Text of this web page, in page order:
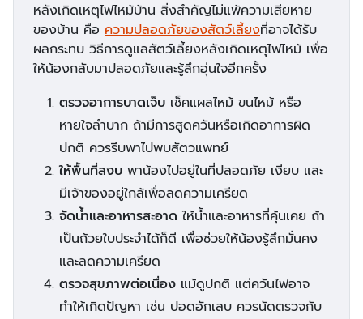
หลังเกิดเหตุไฟไหม้บ้าน สิ่งสำคัญไม่แพ้ความเสียหาย
ของบ้าน คือ ความปลอดภัยของสัตว์เลี้ยงที่อาจได้รับ
ผลกระทบ วิธีการดูแลสัตว์เลี้ยงหลังเกิดเหตุไฟไหม้ เพื่อ
ให้น้องกลับมาปลอดภัยและรู้สึกอุ่นใจอีกครั้ง
ตรวจอาการบาดเจ็บ เช็คแผลไหม้ ขนไหม้ หรือ
หายใจลำบาก ถ้ามีการสูดควันหรือเกิดอาการผิด
ปกติ ควรรีบพาไปพบสัตวแพทย์
ให้พื้นที่สงบ พาน้องไปอยู่ในที่ปลอดภัย เงียบ และ
มีเจ้าของอยู่ใกล้เพื่อลดความเครียด
จัดน้ำและอาหารสะอาด ให้น้ำและอาหารที่คุ้นเคย ถ้า
เป็นถ้วยใบประจำได้ก็ดี เพื่อช่วยให้น้องรู้สึกมั่นคง
และลดความเครียด
ตรวจสุขภาพต่อเนื่อง แม้ดูปกติ แต่ควันไฟอาจ
ทำให้เกิดปัญหา เช่น ปอดอักเสบ ควรนัดตรวจกับ